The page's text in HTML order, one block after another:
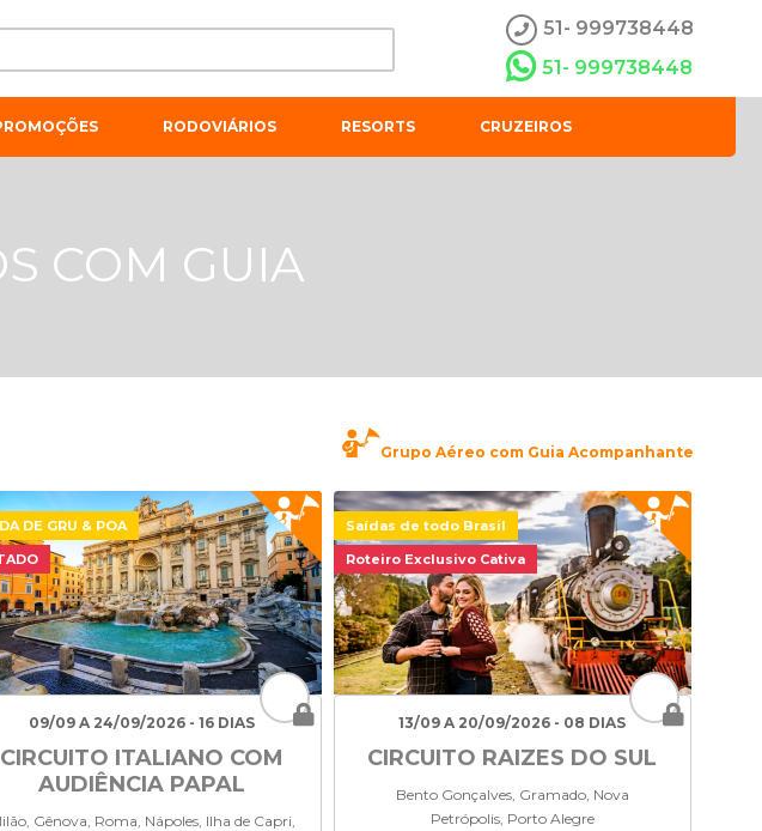
51- 999738448
51- 999738448
RODOVIÁRIOS RESORTS CRUZEIROS
COM GUIA
Grupo Aéreo com Guia Acompanhante
DE GRU & POA
09/09 A 24/09/2026 - 16 DIAS
CIRCUITO ITALIANO COM
AUDIÊNCIA PAPAL
Gênova, Roma, Nápoles, Ilha de Capri,
Saídas de todo Brasil
Roteiro Exclusivo Cativa
13/09 A 20/09/2026 - 08 DIAS
CIRCUITO RAIZES DO SUL
Bento Gonçalves, Gramado, Nova
Petrópolis, Porto Alegre